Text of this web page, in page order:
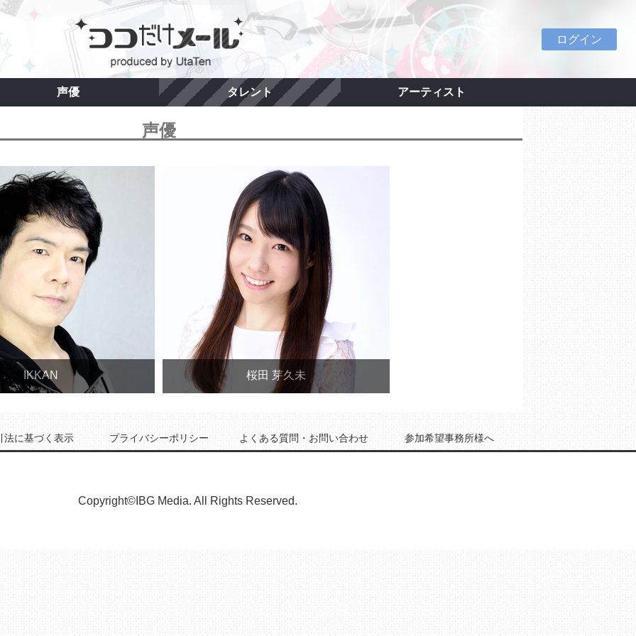
ログイン
声優 タレント アーティスト
声優
IKKAN 桜田 芽久未
法に基づく表示 プライバシーポリシー よくある質問・お問い合わせ 参加希望事務所様へ
Copyright©IBG Media. All Rights Reserved.